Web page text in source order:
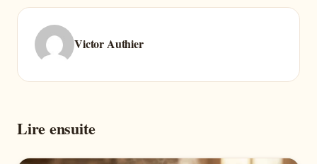
Victor Authier
Lire ensuite